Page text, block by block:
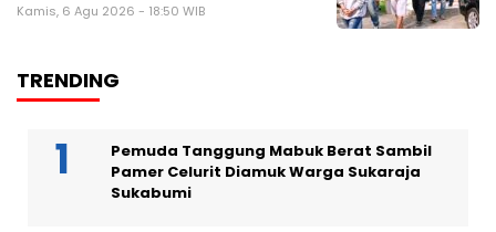
Kamis, 6 Agu 2026 - 18:50 WIB
TRENDING
Pemuda Tanggung Mabuk Berat Sambil
Pamer Celurit Diamuk Warga Sukaraja
Sukabumi